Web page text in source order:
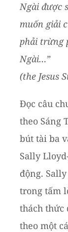
Ngài được
muốn giải
phải trừng
Ngài…”
(the Jesus
Đọc câu
theo Sáng
bút tài ba
Sally
động.
trong tấm
thách thức
theo một